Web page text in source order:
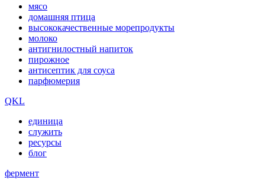
мясо
домашняя птица
высококачественные морепродукты
молоко
антигнилостный напиток
пирожное
антисептик для соуса
парфюмерия
QKL
единица
служить
ресурсы
блог
фермент